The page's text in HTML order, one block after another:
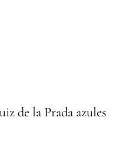
de la Prada azules